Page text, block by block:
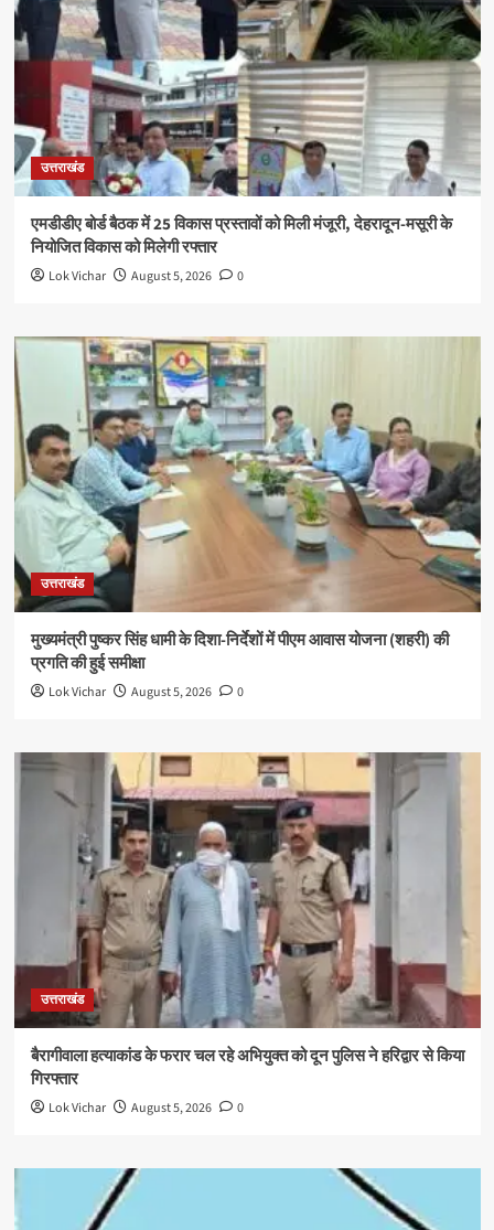
उत्तराखंड
एमडीडीए बोर्ड बैठक में 25 विकास प्रस्तावों को मिली मंजूरी, देहरादून-मसूरी के
नियोजित विकास को मिलेगी रफ्तार
Lok Vichar August 5, 2026 0
उत्तराखंड
मुख्यमंत्री पुष्कर सिंह धामी के दिशा-निर्देशों में पीएम आवास योजना (शहरी) की
प्रगति की हुई समीक्षा
Lok Vichar August 5, 2026 0
उत्तराखंड
बैरागीवाला हत्याकांड के फरार चल रहे अभियुक्त को दून पुलिस ने हरिद्वार से किया
गिरफ्तार
Lok Vichar August 5, 2026 0